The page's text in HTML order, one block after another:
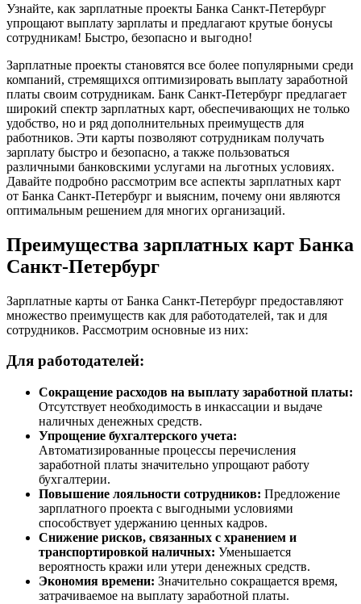
Узнайте, как зарплатные проекты Банка Санкт-Петербург
упрощают выплату зарплаты и предлагают крутые бонусы
сотрудникам! Быстро, безопасно и выгодно!
Зарплатные проекты становятся все более популярными среди
компаний, стремящихся оптимизировать выплату заработной
платы своим сотрудникам. Банк Санкт-Петербург предлагает
широкий спектр зарплатных карт, обеспечивающих не только
удобство, но и ряд дополнительных преимуществ для
работников. Эти карты позволяют сотрудникам получать
зарплату быстро и безопасно, а также пользоваться
различными банковскими услугами на льготных условиях.
Давайте подробно рассмотрим все аспекты зарплатных карт
от Банка Санкт-Петербург и выясним, почему они являются
оптимальным решением для многих организаций.
Преимущества зарплатных карт Банка
Санкт-Петербург
Зарплатные карты от Банка Санкт-Петербург предоставляют
множество преимуществ как для работодателей, так и для
сотрудников. Рассмотрим основные из них:
Для работодателей:
Сокращение расходов на выплату заработной платы:
Отсутствует необходимость в инкассации и выдаче
наличных денежных средств.
Упрощение бухгалтерского учета:
Автоматизированные процессы перечисления
заработной платы значительно упрощают работу
бухгалтерии.
Повышение лояльности сотрудников: Предложение
зарплатного проекта с выгодными условиями
способствует удержанию ценных кадров.
Снижение рисков, связанных с хранением и
транспортировкой наличных: Уменьшается
вероятность кражи или утери денежных средств.
Экономия времени: Значительно сокращается время,
затрачиваемое на выплату заработной платы.